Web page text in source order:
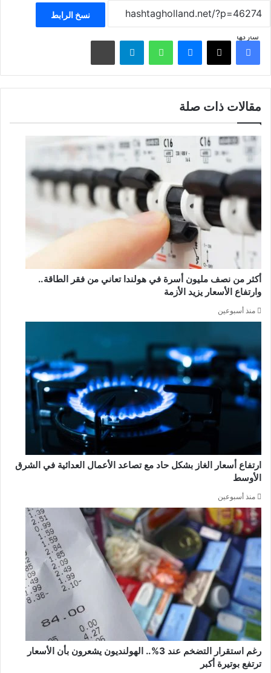
نسخ الرابط
شاركهافيسبوك ‫X ماسنجر واتساب تيلقرام مشاركة عبر البريد
مقالات ذات صلة
أكثر من نصف مليون أسرة في هولندا تعاني من فقر الطاقة..
وارتفاع الأسعار يزيد الأزمة
منذ أسبوعين
ارتفاع أسعار الغاز بشكل حاد مع تصاعد الأعمال العدائية في الشرق
الأوسط
منذ أسبوعين
رغم استقرار التضخم عند 3%.. الهولنديون يشعرون بأن الأسعار
ترتفع بوتيرة أكبر